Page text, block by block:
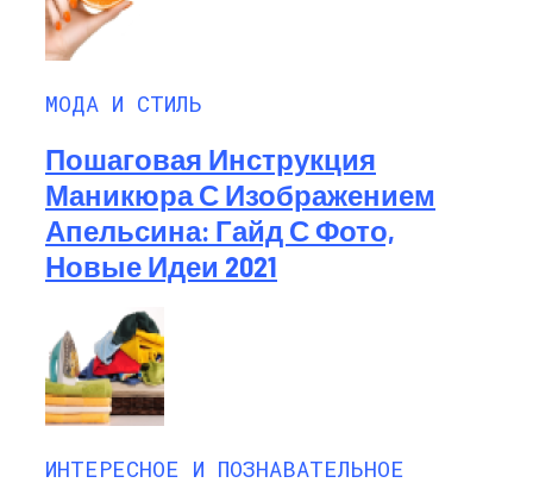
МОДА И СТИЛЬ
Пошаговая Инструкция
Маникюра С Изображением
Апельсина: Гайд С Фото,
Новые Идеи 2021
ИНТЕРЕСНОЕ И ПОЗНАВАТЕЛЬНОЕ